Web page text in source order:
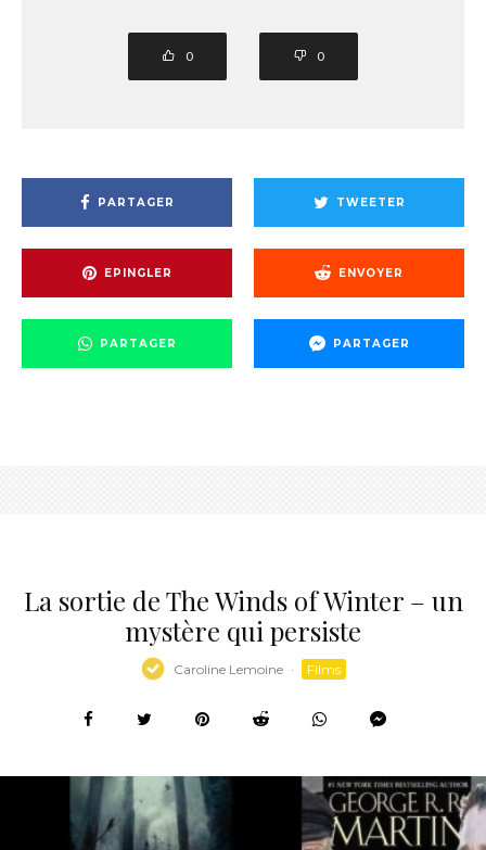
0 0
PARTAGER TWEETER
EPINGLER ENVOYER
PARTAGER PARTAGER
La sortie de The Winds of Winter – un
mystère qui persiste
Caroline Lemoine · Films